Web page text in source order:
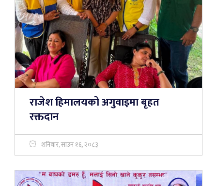
राजेश हिमालयको अगुवाइमा बृहत
रक्तदान
शनिबार, साउन १६, २०८३